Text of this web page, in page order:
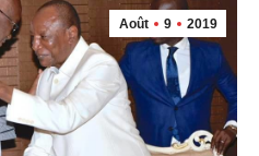
Août 9 2019